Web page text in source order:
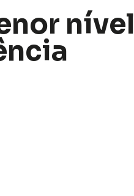
nível